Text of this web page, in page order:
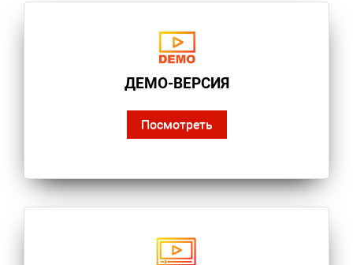
ДЕМО-ВЕРСИЯ
Посмотреть